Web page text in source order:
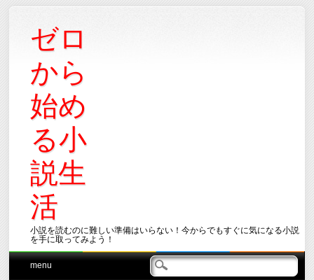
ゼロ
から
始め
る小
説生
活
小説を読むのに難しい準備はいらない！今からでもすぐに気になる小説
を手に取ってみよう！
Main menu
Skip
menu